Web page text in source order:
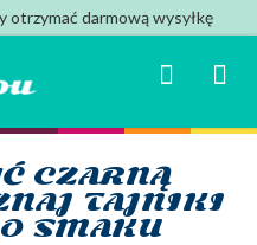
otrzymać darmową wysyłkę
Mój
Search
CZARNĄ
TAJNIKI
SMAKU